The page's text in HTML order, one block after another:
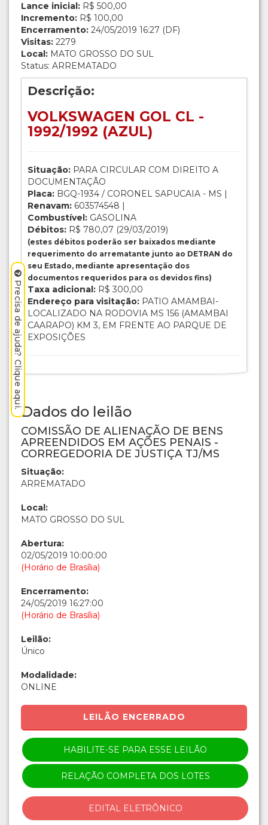
Lance inicial: R$ 500,00
Incremento: R$ 100,00
Encerramento: 24/05/2019 16:27 (DF)
Visitas: 2279
Local: MATO GROSSO DO SUL
Status: ARREMATADO
Descrição:
VOLKSWAGEN GOL CL -
1992/1992 (AZUL)
Situação: PARA CIRCULAR COM DIREITO A
DOCUMENTAÇÃO
Placa: BGQ-1934 / CORONEL SAPUCAIA - MS |
Renavam: 603574548 |
Combustível: GASOLINA
Débitos: R$ 780,07 (29/03/2019)
(estes débitos poderão ser baixados mediante
requerimento do arrematante junto ao DETRAN do
seu Estado, mediante apresentação dos
documentos requeridos para os devidos fins)
Taxa adicional: R$ 300,00
Endereço para visitação: PATIO AMAMBAI-
LOCALIZADO NA RODOVIA MS 156 (AMAMBAI
CAARAPO) KM 3, EM FRENTE AO PARQUE DE
EXPOSIÇÕES
Dados do leilão
COMISSÃO DE ALIENAÇÃO DE BENS
APREENDIDOS EM AÇÕES PENAIS -
CORREGEDORIA DE JUSTIÇA TJ/MS
Situação:
ARREMATADO
Local:
MATO GROSSO DO SUL
Abertura:
02/05/2019 10:00:00
(Horário de Brasília)
Encerramento:
24/05/2019 16:27:00
(Horário de Brasília)
Leilão:
Único
Modalidade:
ONLINE
LEILÃO ENCERRADO
HABILITE-SE PARA ESSE LEILÃO
RELAÇÃO COMPLETA DOS LOTES
EDITAL ELETRÔNICO
Precisa de ajuda? Clique aqui.